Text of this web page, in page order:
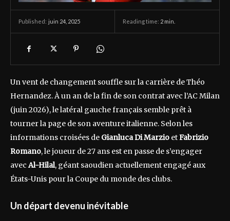
Published: juin 24, 2025 Reading time: 2 min.
Un vent de changement souffle sur la carrière de Théo
Hernandez. À un an de la fin de son contrat avec l’AC Milan
(juin 2026), le latéral gauche français semble prêt à
tourner la page de son aventure italienne. Selon les
informations croisées de Gianluca Di Marzio etFabrizio
Romano, le joueur de 27 ans est en passe de s’engager
avec Al-Hilal, géant saoudien actuellement engagé aux
États-Unis pour la Coupe du monde des clubs.
Un départ devenu inévitable